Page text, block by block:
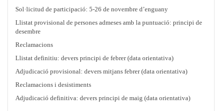
Sol·licitud de participació: 5-26 de novembre d’enguany
Llistat provisional de persones admeses amb la puntuació: principi de
desembre
Reclamacions
Llistat definitiu: devers principi de febrer (data orientativa)
Adjudicació provisional: devers mitjans febrer (data orientativa)
Reclamacions i desistiments
Adjudicació definitiva: devers principi de maig (data orientativa)